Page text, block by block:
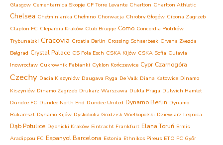
Glasgow Cementarnica Skopje CF Torre Levante Charlton Charlton Athletic
Chelsea Chełminianka Chełmno Chorwacja Chrobry Głogów Cibona Zagrzeb
Clapton FC Clepardia Kraków Club Brugge Como Concordia Piotrków
Trybunalski Cracovia Croatia Berlin Crossing Schaerbeek Crvena Zvezda
Belgrad Crystal Palace CS Fola Esch CSKA Kijów CSKA Sofia Cuiavia
Inowrocław Cukrownik Fabianki Cyklon Kończewice Cypr Czarnogóra
Czechy Dacia Kiszyniów Daugava Ryga De Valk Diana Katowice Dinamo
Kiszyniów Dinamo Zagrzeb Drukarz Warszawa Dukla Praga Dulwich Hamlet
Dundee FC Dundee North End Dundee United Dynamo Berlin Dynamo
Bukareszt Dynamo Kijów Dyskobolia Grodzisk Wielkopolski Dziewiarz Legnica
Dąb Potulice Dębnicki Kraków Eintracht Frankfurt Elana Toruń Ermis
Aradippou FC Espanyol Barcelona Estonia Ethnikos Pireus ETO FC Győr